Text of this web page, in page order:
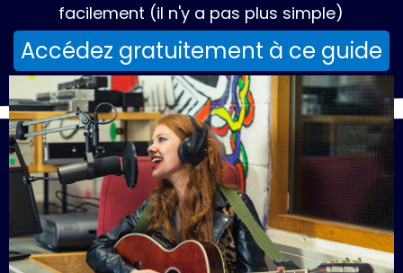
facilement (il n'y a pas plus simple)
Accédez gratuitement à ce guide